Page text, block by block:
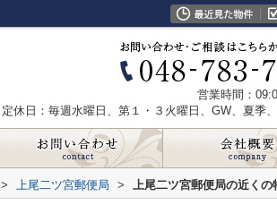
営業時間：
定休日：毎週水曜日、第１・３火曜日、GW、夏季
> 上尾二ツ宮郵便局 > 上尾二ツ宮郵便局の近くの